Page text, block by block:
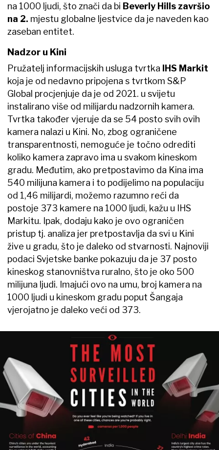
na 1000 ljudi, što znači da bi Beverly Hills završio
na 2. mjestu globalne ljestvice da je naveden kao
zaseban entitet.
Nadzor u Kini
Pružatelj informacijskih usluga tvrtka IHS Markit
koja je od nedavno pripojena s tvrtkom S&P
Global procjenjuje da je od 2021. u svijetu
instalirano više od milijardu nadzornih kamera.
Tvrtka također vjeruje da se 54 posto svih ovih
kamera nalazi u Kini. No, zbog ograničene
transparentnosti, nemoguće je točno odrediti
koliko kamera zapravo ima u svakom kineskom
gradu. Međutim, ako pretpostavimo da Kina ima
540 milijuna kamera i to podijelimo na populaciju
od 1,46 milijardi, možemo razumno reći da
postoje 373 kamere na 1000 ljudi, kažu u IHS
Markitu. Ipak, dodaju kako je ovo ograničen
pristup tj. analiza jer pretpostavlja da svi u Kini
žive u gradu, što je daleko od stvarnosti. Najnoviji
podaci Svjetske banke pokazuju da je 37 posto
kineskog stanovništva ruralno, što je oko 500
milijuna ljudi. Imajući ovo na umu, broj kamera na
1000 ljudi u kineskom gradu poput Šangaja
vjerojatno je daleko veći od 373.